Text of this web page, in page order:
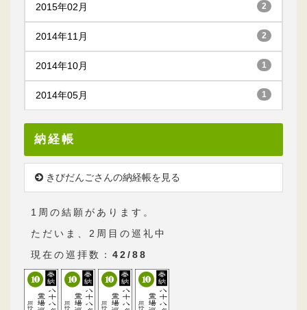
2015年02月 2
2014年11月 2
2014年10月 1
2014年05月 1
納経帳
きびだんごさんの納経帳を見る
1周の結願があります。
ただいま、2周目の巡礼中
現在の巡拝数： 42/88